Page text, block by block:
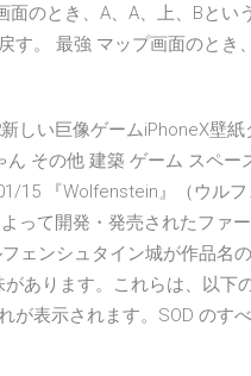
のとき、A、A、上、Bとい
す。 最強 マップ画面のとき
しい巨像ゲームiPhoneX壁
その他 建築 ゲーム スペー
15 『Wolfenstein』（ウル
って開発・発売されたファ
ェンシュタイン城が作品名
あります。これらは、以下
が表示されます。SOD のす